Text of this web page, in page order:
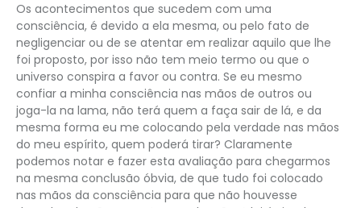
Os acontecimentos que sucedem com uma
consciência, é devido a ela mesma, ou pelo fato de
negligenciar ou de se atentar em realizar aquilo que lhe
foi proposto, por isso não tem meio termo ou que o
universo conspira a favor ou contra. Se eu mesmo
confiar a minha consciência nas mãos de outros ou
joga-la na lama, não terá quem a faça sair de lá, e da
mesma forma eu me colocando pela verdade nas mãos
do meu espírito, quem poderá tirar? Claramente
podemos notar e fazer esta avaliação para chegarmos
na mesma conclusão óbvia, de que tudo foi colocado
nas mãos da consciência para que não houvesse